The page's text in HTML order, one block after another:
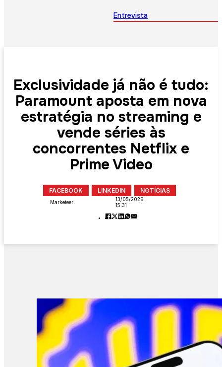
Entrevista
Exclusividade já não é tudo:
Paramount aposta em nova
estratégia no streaming e
vende séries às
concorrentes Netflix e
Prime Video
FACEBOOK LINKEDIN NOTÍCIAS
Marketeer
13/05/2026
15:31